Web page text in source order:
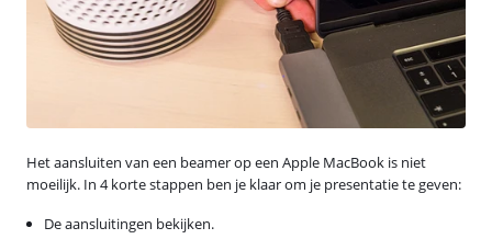
Het aansluiten van een beamer op een Apple MacBook is niet
moeilijk. In 4 korte stappen ben je klaar om je presentatie te geven:
De aansluitingen bekijken.